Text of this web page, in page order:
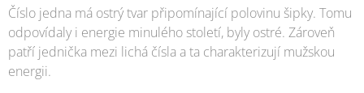
Číslo jedna má ostrý tvar připomínající polovinu šipky. Tomu
odpovídaly i energie minulého století, byly ostré. Zároveň
patří jednička mezi lichá čísla a ta charakterizují mužskou
energii.